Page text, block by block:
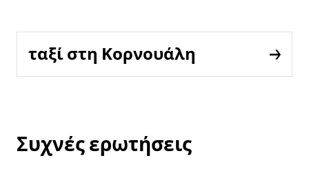
ταξί στη Κορνουάλη
Συχνές ερωτήσεις